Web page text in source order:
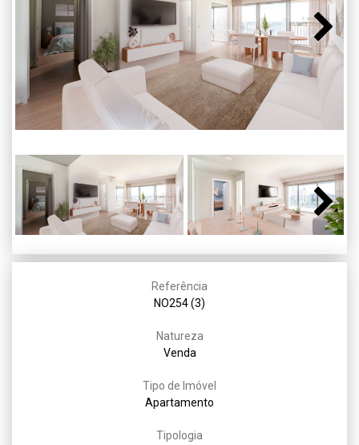
Next
Next
Referência
NO254 (3)
Natureza
Venda
Tipo de Imóvel
Apartamento
Tipologia